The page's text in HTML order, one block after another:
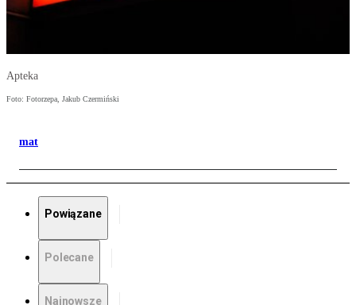
Apteka
Foto: Fotorzepa, Jakub Czermiński
mat
Powiązane
Polecane
Najnowsze